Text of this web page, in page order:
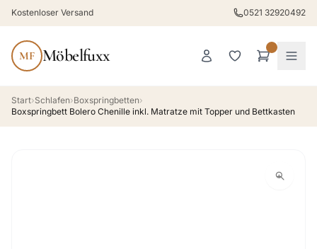
Kostenloser Versand 0521 32920492
MF Möbelfuxx
Start›Schlafen›Boxspringbetten›
Boxspringbett Bolero Chenille inkl. Matratze mit Topper und Bettkasten